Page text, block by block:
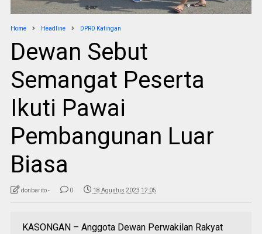
Home Headline DPRD Katingan
Dewan Sebut
Semangat Peserta
Ikuti Pawai
Pembangunan Luar
Biasa
donbarito - 0 18 Agustus 2023 12:05
KASONGAN – Anggota Dewan Perwakilan Rakyat